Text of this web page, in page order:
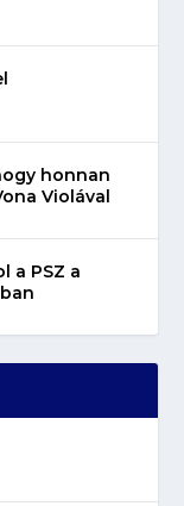
honnan
Violával
a PSZ a